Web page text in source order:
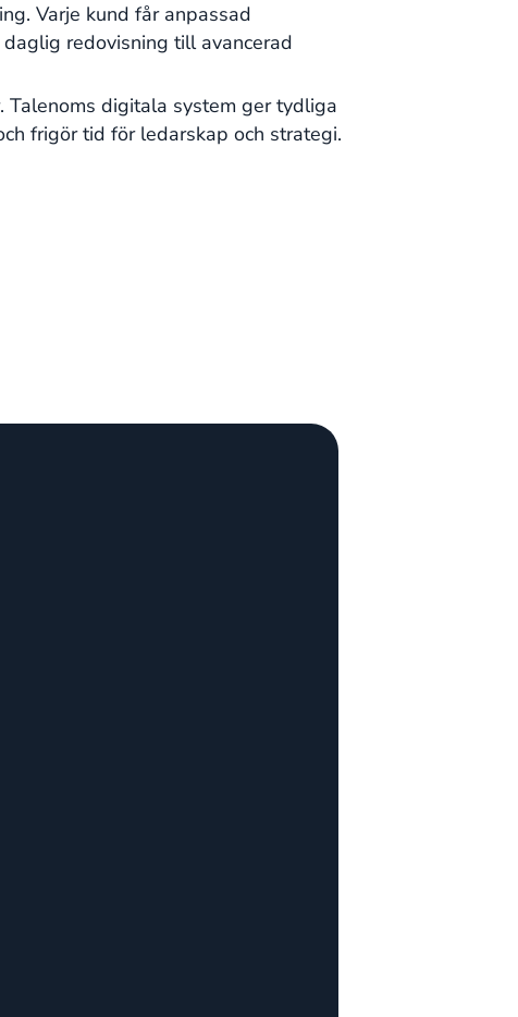
Varje kund får anpassad
redovisning till avancerad
Talenoms digitala system ger tydliga
frigör tid för ledarskap och strategi.